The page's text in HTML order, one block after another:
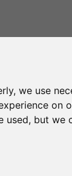
we use
on
used, but we